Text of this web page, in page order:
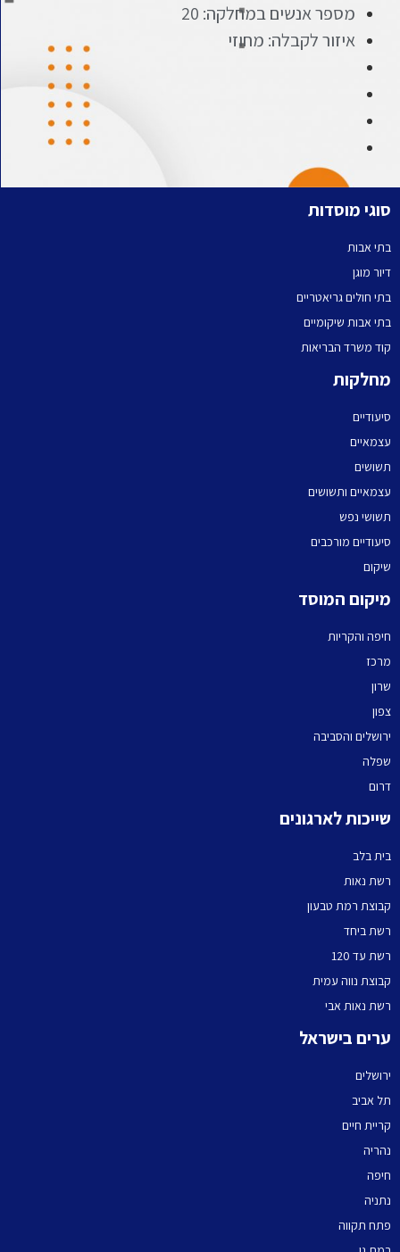
מספר אנשים במחלקה: 20
איזור לקבלה: מחוזי
סוגי מוסדות
בתי אבות
דיור מוגן
בתי חולים גריאטריים
בתי אבות שיקומיים
קוד משרד הבריאות
מחלקות
סיעודיים
עצמאיים
תשושים
עצמאיים ותשושים
תשושי נפש
סיעודיים מורכבים
שיקום
מיקום המוסד
חיפה והקריות
מרכז
שרון
צפון
ירושלים והסביבה
שפלה
דרום
שייכות לארגונים
בית בלב
רשת נאות
קבוצת רמת טבעון
רשת ביחד
רשת עד 120
קבוצת נווה עמית
רשת נאות אבי
ערים בישראל
ירושלים
תל אביב
קריית חיים
נהריה
חיפה
נתניה
פתח תקווה